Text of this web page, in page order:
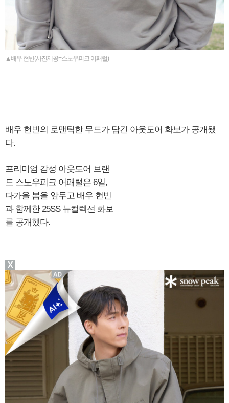
▲배우 현빈(사진제공=스노우피크 어패럴)
배우 현빈의 로맨틱한 무드가 담긴 아웃도어 화보가 공개됐
다.
프리미엄 감성 아웃도어 브랜
드 스노우피크 어패럴은 6일,
다가올 봄을 앞두고 배우 현빈
과 함께한 25SS 뉴컬렉션 화보
를 공개했다.
X